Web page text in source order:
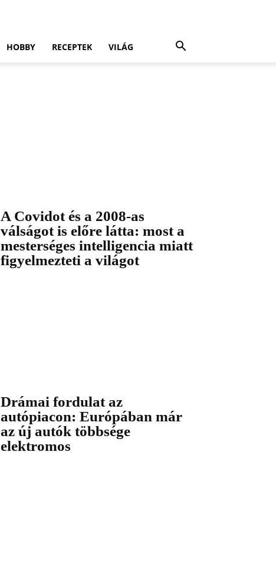
HOBBY RECEPTEK VILÁG
A Covidot és a 2008-as
válságot is előre látta: most a
mesterséges intelligencia miatt
figyelmezteti a világot
Drámai fordulat az
autópiacon: Európában már
az új autók többsége
elektromos